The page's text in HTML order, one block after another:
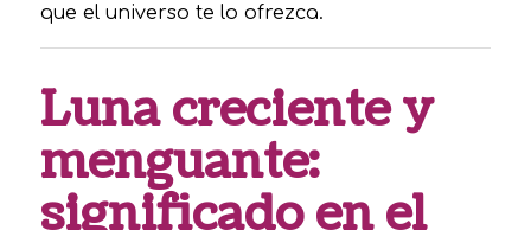
que el universo te lo ofrezca.
Luna creciente y
menguante:
significado en el